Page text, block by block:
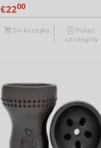
€2200
Do koszyka
Pokaż
szczegóły